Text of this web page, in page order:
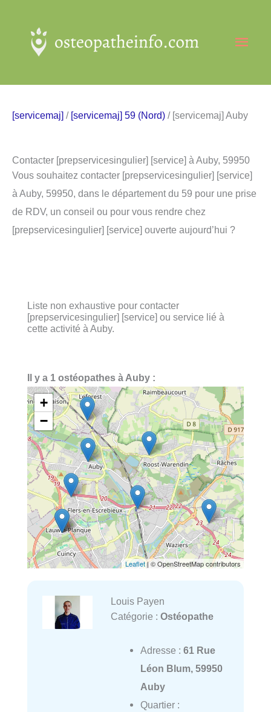
contenu
[servicemaj] / [servicemaj] 59 (Nord) / [servicemaj] Auby
Contacter [prepservicesingulier] [service] à Auby, 59950
Vous souhaitez contacter [prepservicesingulier] [service]
à Auby, 59950, dans le département du 59 pour une prise
de RDV, un conseil ou pour vous rendre chez
[prepservicesingulier] [service] ouverte aujourd’hui ?
Liste non exhaustive pour contacter
[prepservicesingulier] [service] ou service lié à
cette activité à Auby.
Il y a 1 ostéopathes à Auby :
+
−
Leaflet| © OpenStreetMap contributors
Louis Payen
Catégorie : Ostéopathe
Adresse : 61 Rue
Léon Blum, 59950
Auby
Quartier :